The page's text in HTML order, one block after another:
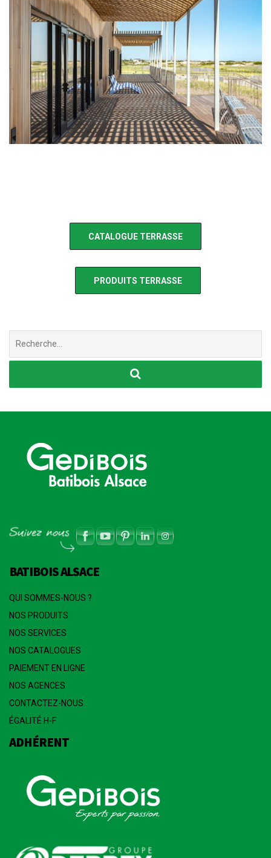
CATALOGUE TERRASSE
PRODUITS TERRASSE
BATIBOIS ALSACE
QUI SOMMES-NOUS ?
NOS PRODUITS
NOS SERVICES
NOS CATALOGUES
PAIEMENT EN LIGNE
NOS AGENCES
CONTACTEZ-NOUS
ÉGALITÉ H-F
ADHÉRENT